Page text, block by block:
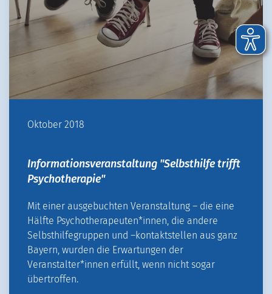
Oktober 2018
Informationsveranstaltung "Selbsthilfe trifft
Psychotherapie"
Mit einer ausgebuchten Veranstaltung – die eine
Hälfte Psychotherapeuten*innen, die andere
Selbsthilfegruppen und –kontaktstellen aus ganz
Bayern, wurden die Erwartungen der
Veranstalter*innen erfüllt, wenn nicht sogar
übertroffen.